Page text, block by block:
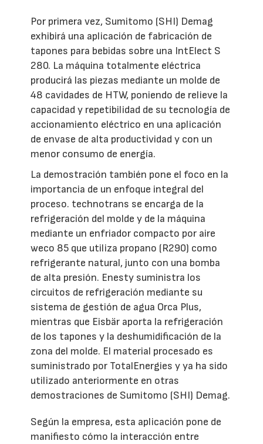
Por primera vez, Sumitomo (SHI) Demag
exhibirá una aplicación de fabricación de
tapones para bebidas sobre una IntElect S
280. La máquina totalmente eléctrica
producirá las piezas mediante un molde de
48 cavidades de HTW, poniendo de relieve la
capacidad y repetibilidad de su tecnología de
accionamiento eléctrico en una aplicación
de envase de alta productividad y con un
menor consumo de energía.
La demostración también pone el foco en la
importancia de un enfoque integral del
proceso. technotrans se encarga de la
refrigeración del molde y de la máquina
mediante un enfriador compacto por aire
weco 85 que utiliza propano (R290) como
refrigerante natural, junto con una bomba
de alta presión. Enesty suministra los
circuitos de refrigeración mediante su
sistema de gestión de agua Orca Plus,
mientras que Eisbär aporta la refrigeración
de los tapones y la deshumidificación de la
zona del molde. El material procesado es
suministrado por TotalEnergies y ya ha sido
utilizado anteriormente en otras
demostraciones de Sumitomo (SHI) Demag.
Según la empresa, esta aplicación pone de
manifiesto cómo la interacción entre